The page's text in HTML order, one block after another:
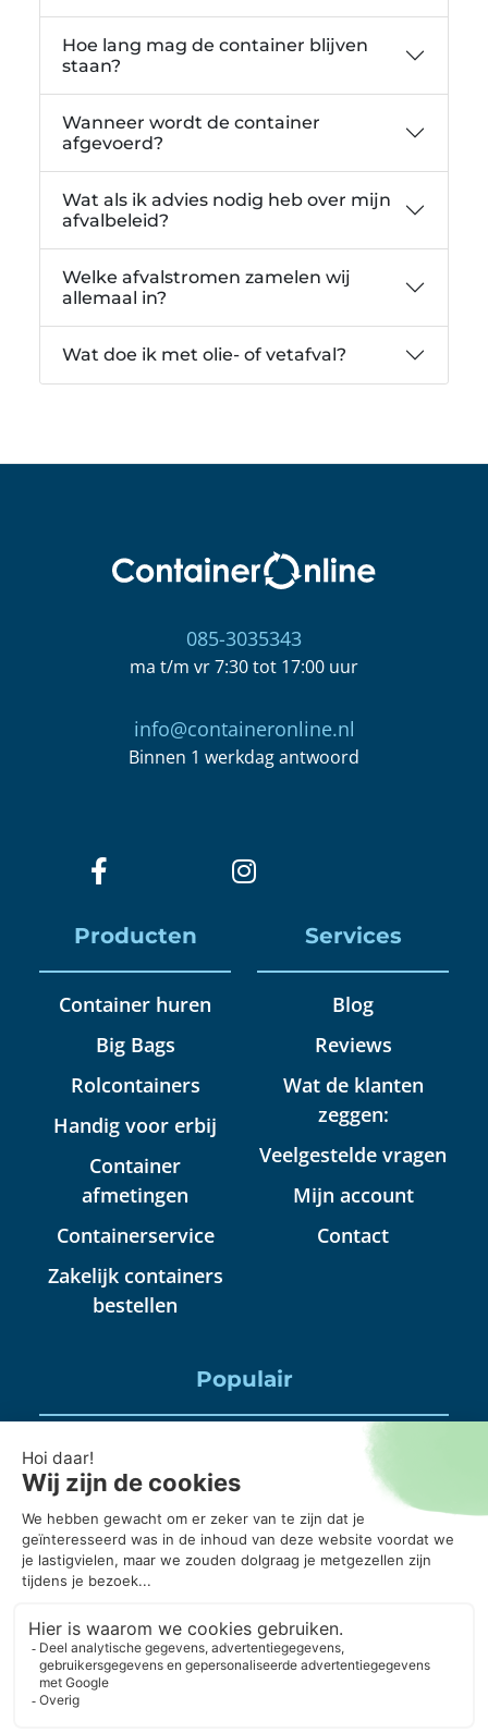
Hoe lang mag de container blijven
staan?
Wanneer wordt de container
afgevoerd?
Wat als ik advies nodig heb over mijn
afvalbeleid?
Welke afvalstromen zamelen wij
allemaal in?
Wat doe ik met olie- of vetafval?
085-3035343
ma t/m vr 7:30 tot 17:00 uur
info@containeronline.nl
Binnen 1 werkdag antwoord
Producten
Container huren
Big Bags
Rolcontainers
Handig voor erbij
Container
afmetingen
Containerservice
Zakelijk containers
bestellen
Services
Blog
Reviews
Wat de klanten
zeggen:
Veelgestelde vragen
Mijn account
Contact
Populair
Huisraad container huren
Puinbak huren, mag daar alles in?
20 kuub container, wanneer gebruik je die?